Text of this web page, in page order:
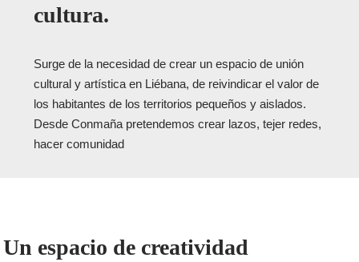
cultura.
Surge de la necesidad de crear un espacio de unión
cultural y artística en Liébana, de reivindicar el valor de
los habitantes de los territorios pequeños y aislados.
Desde Conmaña pretendemos crear lazos, tejer redes,
hacer comunidad
Un espacio de creatividad